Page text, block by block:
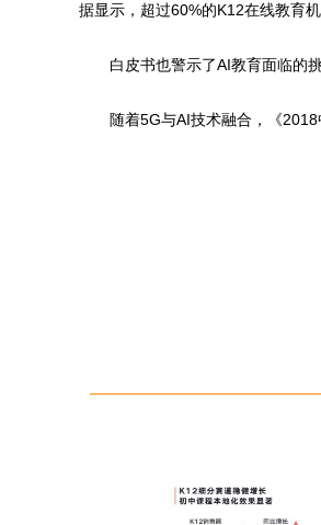
据显示，超过60%的K12在线教育
白皮书也警示了AI教育面临的
随着5G与AI技术融合，《